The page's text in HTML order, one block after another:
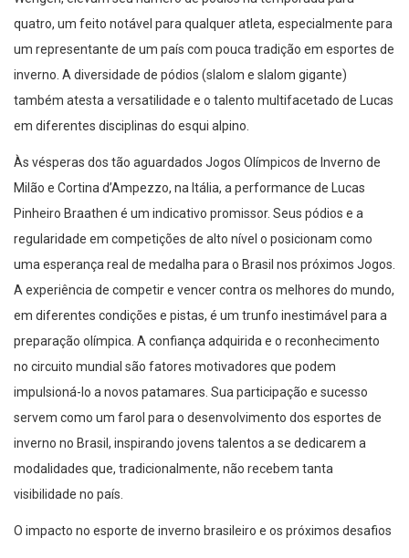
quatro, um feito notável para qualquer atleta, especialmente para
um representante de um país com pouca tradição em esportes de
inverno. A diversidade de pódios (slalom e slalom gigante)
também atesta a versatilidade e o talento multifacetado de Lucas
em diferentes disciplinas do esqui alpino.
Às vésperas dos tão aguardados Jogos Olímpicos de Inverno de
Milão e Cortina d’Ampezzo, na Itália, a performance de Lucas
Pinheiro Braathen é um indicativo promissor. Seus pódios e a
regularidade em competições de alto nível o posicionam como
uma esperança real de medalha para o Brasil nos próximos Jogos.
A experiência de competir e vencer contra os melhores do mundo,
em diferentes condições e pistas, é um trunfo inestimável para a
preparação olímpica. A confiança adquirida e o reconhecimento
no circuito mundial são fatores motivadores que podem
impulsioná-lo a novos patamares. Sua participação e sucesso
servem como um farol para o desenvolvimento dos esportes de
inverno no Brasil, inspirando jovens talentos a se dedicarem a
modalidades que, tradicionalmente, não recebem tanta
visibilidade no país.
O impacto no esporte de inverno brasileiro e os próximos desafios